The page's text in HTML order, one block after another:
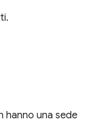
hanno una sede